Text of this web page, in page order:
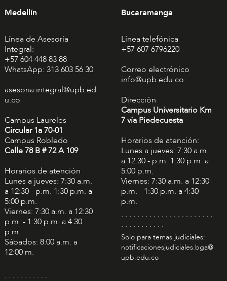
Medellín
Línea de Asesoría
Integral:
+57 604 448 83 88
WhatsApp: 313 603 56 30
asesoria.integral@upb.ed
u.co
Campus Laureles
Circular 1a 70-01
Campus Robledo
Calle 78 B # 72 A 109
Horarios de atención
Lunes a jueves: 7:30 a.m.
a 12:30 - p.m. 1:30 p.m. a
5:00 p.m.
Viernes: 7:30 a.m. a 12:30
p.m. - 1:30 p.m. a 4:30
p.m.
Sábados: 8:00 a.m. a
12:00 m.
. . . . . . . . . . . . . . . . . . . . . . .
. . . . . . . . . . .
Bucaramanga
Línea telefónica
+57 607 6796220
Correo electrónico
info@upb.edu.co
Dirección
Campus Universitario Km
7 vía Piedecuesta
Horarios de atención:
Lunes a jueves: 7:30 a.m.
a 12:30 - p.m. 1:30 p.m. a
5:00 p.m.
Viernes: 7:30 a.m. a 12:30
p.m. - 1:30 p.m. a 4:30
p.m.
. . . . . . . . . . . . . . . . . . . . . . .
. . . . . . . . . . .
Solo para temas judiciales:
notificacionesjudiciales.bga@
upb.edu.co